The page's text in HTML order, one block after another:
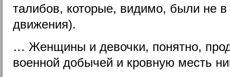
талибов, которые, видимо, были не в
движения).
… Женщины и девочки, понятно,
военной добычей и кровную месть